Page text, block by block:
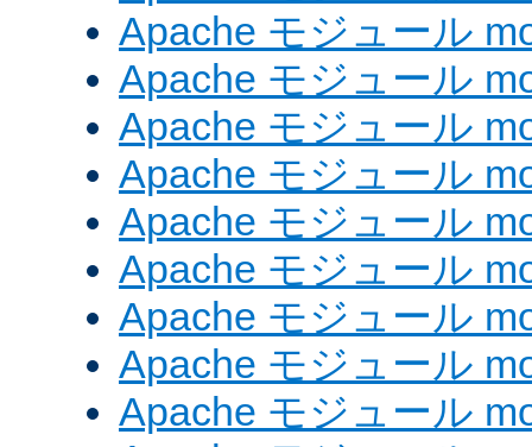
Apache モジュール
Apache モジュール
Apache モジュール
Apache モジュール
Apache モジュール
Apache モジュール
Apache モジュール
Apache モジュール
Apache モジュール